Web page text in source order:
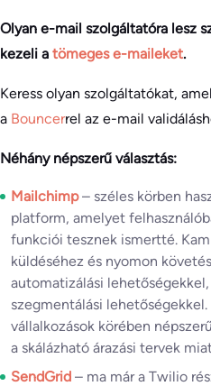
Olyan e-mail szolgáltatóra lesz
kezeli a tömeges e-maileket.
Keress olyan szolgáltatókat,
a Bouncerrel az e-mail
Néhány népszerű választás:
Mailchimp– széles körben
platform, amelyet
funkciói tesznek ismertté.
küldéséhez és nyomon
automatizálási
szegmentálási
vállalkozások körében
a skálázható árazási tervek
SendGrid – ma már a Twilio